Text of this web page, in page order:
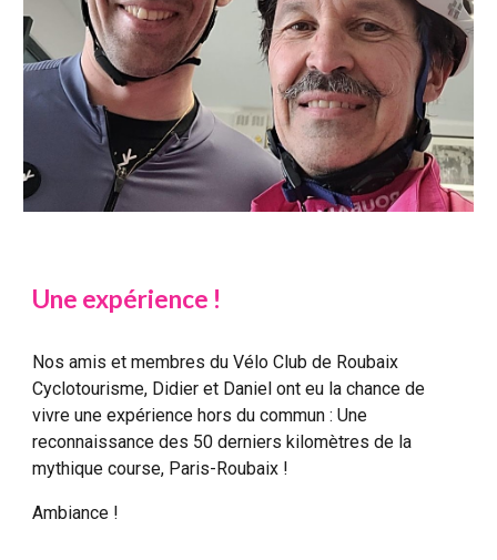
Une expérience !
Nos amis et membres du Vélo Club de Roubaix
Cyclotourisme, Didier et Daniel ont eu la chance de
vivre une expérience hors du commun : Une
reconnaissance des 50 derniers kilomètres de la
mythique course, Paris-Roubaix !
Ambiance !